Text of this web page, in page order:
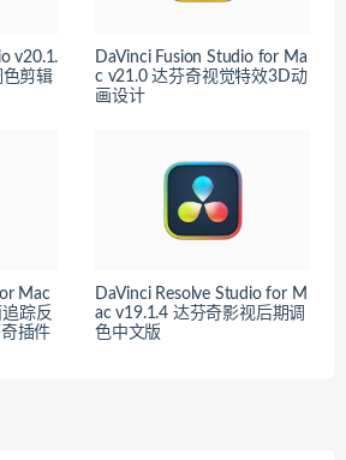
v20.1.
色剪辑
DaVinci Fusion Studio for Ma
c v21.0 达芬奇视觉特效3D动
画设计
Mac
踪反
插件
DaVinci Resolve Studio for M
ac v19.1.4 达芬奇影视后期调
色中文版